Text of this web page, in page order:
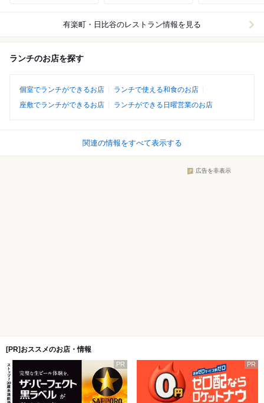
有楽町・日比谷のレストラン情報を見る
ランチのお店を探す
個室でランチができるお店
ランチで使える和食のお店
座敷でランチができるお店
ランチができる日曜営業のお店
関連の情報をすべて表示する
広告を非表示
[PR]おススメのお店・情報
PR PR